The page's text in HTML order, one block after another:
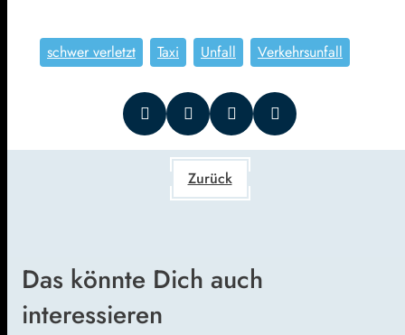
schwer verletzt Taxi Unfall Verkehrsunfall
Zurück
Das könnte Dich auch
interessieren